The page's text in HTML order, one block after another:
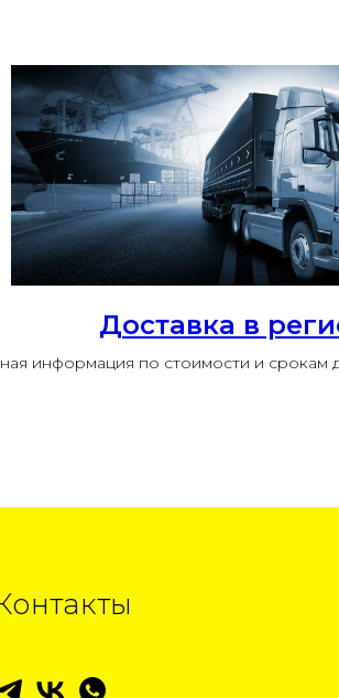
Доставка в
информация по стоимости и срокам